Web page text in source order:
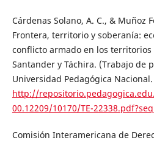
Cárdenas Solano, A. C., & Muñoz
Frontera, territorio y soberanía:
conflicto armado en los
Santander y Táchira. (Trabajo de
Universidad Pedagógica
http://
00.12209/10170/TE-
Comisión Interamericana de